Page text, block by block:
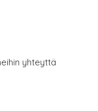
yhteyttä